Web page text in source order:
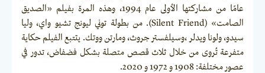
عامًا من مشاركتها الأولى عام 1994، وهذه المرة بفيلم «الصديق
الصامت» (Silent Friend). من بطولة توني ليونج تشيو واي، وليا
سيدو، ولونا ويدلر ،وسيلفستر جروث، ومارتن ووتك. يتتبع الفيلم حكاية
متفرعة تُروى من خلال ثلاث قصص متصلة بشكل فضفاض، تدور في
عصور مختلفة: 1908 و 1972 و 2020.